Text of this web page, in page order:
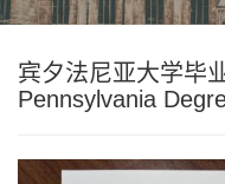
宾夕法尼亚大学毕
Pennsylvania